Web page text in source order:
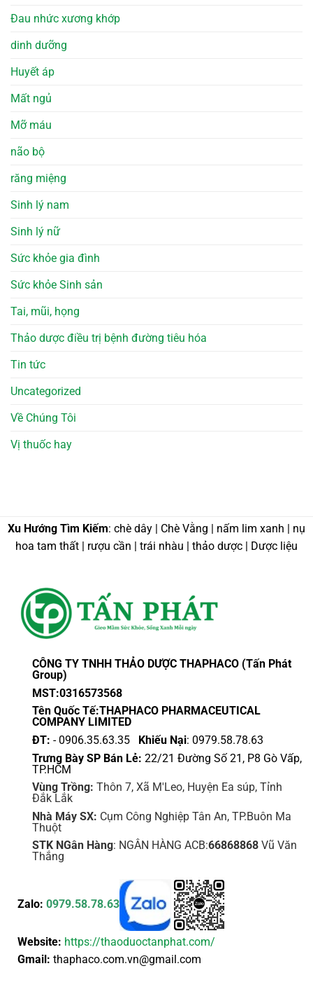
Đau nhức xương khớp
dinh dưỡng
Huyết áp
Mất ngủ
Mỡ máu
não bộ
răng miệng
Sinh lý nam
Sinh lý nữ
Sức khỏe gia đình
Sức khỏe Sinh sản
Tai, mũi, họng
Thảo dược điều trị bệnh đường tiêu hóa
Tin tức
Uncategorized
Về Chúng Tôi
Vị thuốc hay
Xu Hướng Tìm Kiếm: chè dây | Chè Vằng | nấm lim xanh | nụ
hoa tam thất | rượu cần | trái nhàu | thảo dược | Dược liệu
CÔNG TY TNHH THẢO DƯỢC THAPHACO (Tấn Phát
Group)
MST:0316573568
Tên Quốc Tế:THAPHACO PHARMACEUTICAL
COMPANY LIMITED
ĐT: - 0906.35.63.35 Khiếu Nại: 0979.58.78.63
Trưng Bày SP Bán Lẻ: 22/21 Đường Số 21, P8 Gò Vấp,
TP.HCM
Vùng Trồng: Thôn 7, Xã M'Leo, Huyện Ea súp, Tỉnh
Đắk Lắk
Nhà Máy SX: Cụm Công Nghiệp Tân An, TP.Buôn Ma
Thuột
STK NGân Hàng: NGÂN HÀNG ACB:66868868Vũ Văn
Thắng
Zalo: 0979.58.78.63
Website: https://thaoduoctanphat.com/
Gmail: thaphaco.com.vn@gmail.com